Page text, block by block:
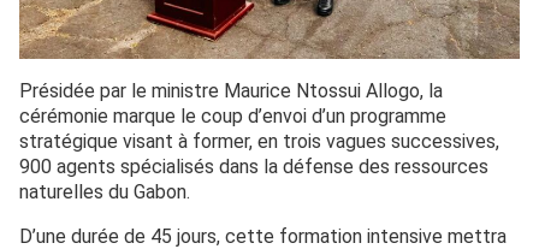
Présidée par le ministre Maurice Ntossui Allogo, la
cérémonie marque le coup d’envoi d’un programme
stratégique visant à former, en trois vagues successives,
900 agents spécialisés dans la défense des ressources
naturelles du Gabon.
D’une durée de 45 jours, cette formation intensive mettra